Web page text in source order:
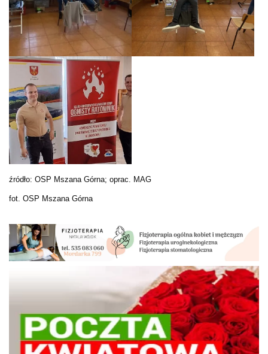
źródło: OSP Mszana Górna; oprac. MAG
fot. OSP Mszana Górna